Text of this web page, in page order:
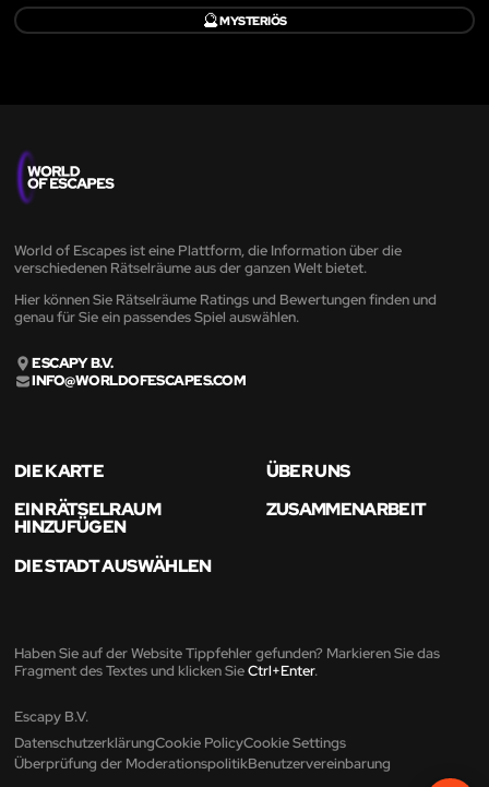
🔮MYSTERIÖS
World of Escapes ist eine Plattform, die Information über die
verschiedenen Rätselräume aus der ganzen Welt bietet.
Hier können Sie Rätselräume Ratings und Bewertungen finden und
genau für Sie ein passendes Spiel auswählen.
ESCAPY B.V.
INFO@WORLDOFESCAPES.COM
DIE KARTE
ÜBER UNS
EIN RÄTSELRAUM
HINZUFÜGEN
ZUSAMMENARBEIT
DIE STADT AUSWÄHLEN
Haben Sie auf der Website Tippfehler gefunden? Markieren Sie das
Fragment des Textes und klicken SieCtrl+Enter.
Escapy B.V.
DatenschutzerklärungCookie PolicyCookie Settings
Überprüfung der ModerationspolitikBenutzervereinbarung